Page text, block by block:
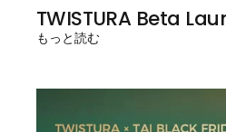
TWISTURA Beta
もっと読む